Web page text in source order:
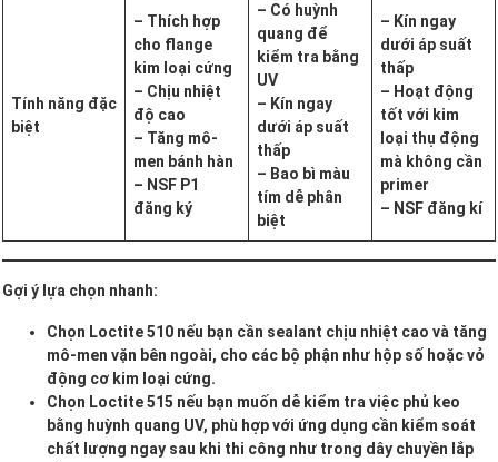
Tính năng đặc
biệt
– Thích hợp
cho flange
kim loại cứng
– Chịu nhiệt
độ cao
– Tăng mô-
men bánh hàn
– NSF P1
đăng ký
– Có huỳnh
quang để
kiểm tra bằng
UV
– Kín ngay
dưới áp suất
thấp
– Bao bì màu
tím dễ phân
biệt
– Kín ngay
dưới áp suất
thấp
– Hoạt động
tốt với kim
loại thụ động
mà không cần
primer
– NSF đăng kí
Gợi ý lựa chọn nhanh:
Chọn Loctite 510 nếu bạn cần sealant chịu nhiệt cao và tăng
mô-men vặn bên ngoài, cho các bộ phận như hộp số hoặc vỏ
động cơ kim loại cứng.
Chọn Loctite 515 nếu bạn muốn dễ kiểm tra việc phủ keo
bằng huỳnh quang UV, phù hợp với ứng dụng cần kiểm soát
chất lượng ngay sau khi thi công như trong dây chuyền lắp